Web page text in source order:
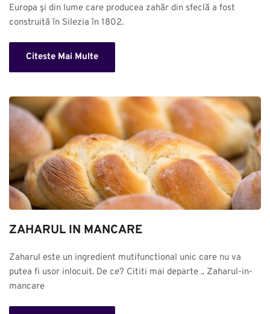
Europa şi din lume care producea zahăr din sfeclă a fost
construită în Silezia în 1802.
Citeste Mai Multe
ZAHARUL IN MANCARE
Zaharul este un ingredient mutifunctional unic care nu va
putea fi usor inlocuit. De ce? Cititi mai departe .. Zaharul-in-
mancare